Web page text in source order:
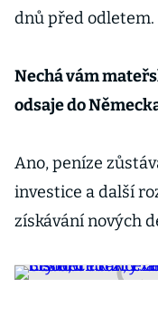
dnů před odletem.
Nechá vám
odsaje do
Ano, peníze
investice a další
získávání nových